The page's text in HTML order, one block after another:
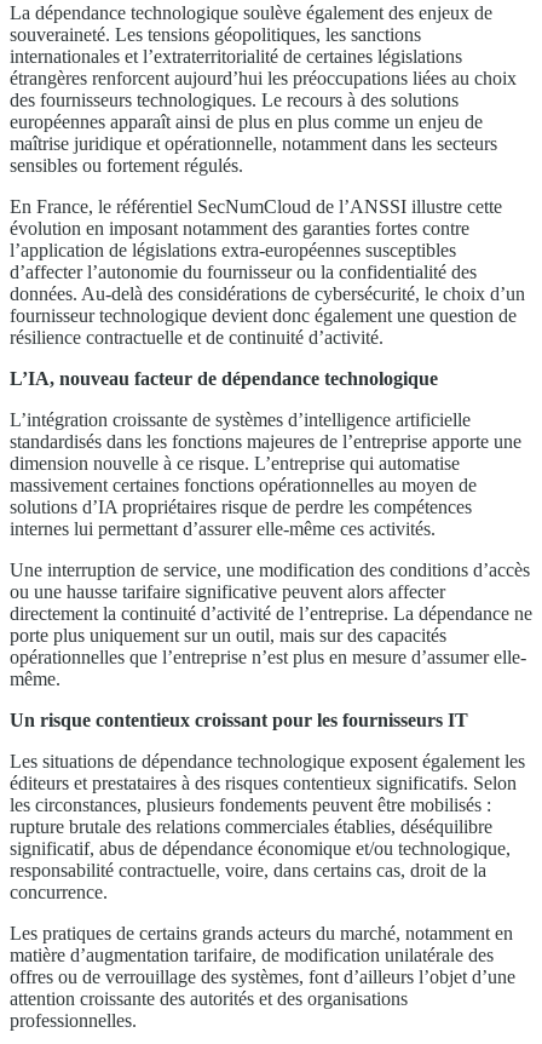
La dépendance technologique soulève également des enjeux de
souveraineté. Les tensions géopolitiques, les sanctions
internationales et l’extraterritorialité de certaines législations
étrangères renforcent aujourd’hui les préoccupations liées au choix
des fournisseurs technologiques. Le recours à des solutions
européennes apparaît ainsi de plus en plus comme un enjeu de
maîtrise juridique et opérationnelle, notamment dans les secteurs
sensibles ou fortement régulés.
En France, le référentiel SecNumCloud de l’ANSSI illustre cette
évolution en imposant notamment des garanties fortes contre
l’application de législations extra-européennes susceptibles
d’affecter l’autonomie du fournisseur ou la confidentialité des
données. Au-delà des considérations de cybersécurité, le choix d’un
fournisseur technologique devient donc également une question de
résilience contractuelle et de continuité d’activité.
L’IA, nouveau facteur de dépendance technologique
L’intégration croissante de systèmes d’intelligence artificielle
standardisés dans les fonctions majeures de l’entreprise apporte une
dimension nouvelle à ce risque. L’entreprise qui automatise
massivement certaines fonctions opérationnelles au moyen de
solutions d’IA propriétaires risque de perdre les compétences
internes lui permettant d’assurer elle-même ces activités.
Une interruption de service, une modification des conditions d’accès
ou une hausse tarifaire significative peuvent alors affecter
directement la continuité d’activité de l’entreprise. La dépendance ne
porte plus uniquement sur un outil, mais sur des capacités
opérationnelles que l’entreprise n’est plus en mesure d’assumer elle-
même.
Un risque contentieux croissant pour les fournisseurs IT
Les situations de dépendance technologique exposent également les
éditeurs et prestataires à des risques contentieux significatifs. Selon
les circonstances, plusieurs fondements peuvent être mobilisés :
rupture brutale des relations commerciales établies, déséquilibre
significatif, abus de dépendance économique et/ou technologique,
responsabilité contractuelle, voire, dans certains cas, droit de la
concurrence.
Les pratiques de certains grands acteurs du marché, notamment en
matière d’augmentation tarifaire, de modification unilatérale des
offres ou de verrouillage des systèmes, font d’ailleurs l’objet d’une
attention croissante des autorités et des organisations
professionnelles.